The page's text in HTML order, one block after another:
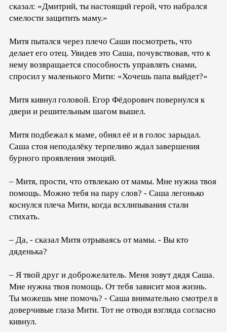
сказал: «Дмитрий, ты настоящий герой, что набрался
смелости защитить маму.»
Митя пытался через плечо Саши посмотреть, что
делает его отец. Увидев это Саша, почувствовав, что к
нему возвращается способность управлять снами,
спросил у маленького Мити: «Хочешь папа выйдет?»
Митя кивнул головой. Егор Фёдорович повернулся к
двери и решительным шагом вышел.
Митя подбежал к маме, обнял её и в голос зарыдал.
Саша стоя неподалёку терпеливо ждал завершения
бурного проявления эмоций.
– Митя, прости, что отвлекаю от мамы. Мне нужна твоя
помощь. Можно тебя на пару слов? - Саша легонько
коснулся плеча Мити, когда всхлипывания стали
стихать.
– Да, - сказал Митя отрываясь от мамы. - Вы кто
дяденька?
– Я твой друг и доброжелатель. Меня зовут дядя Саша.
Мне нужна твоя помощь. От тебя зависит моя жизнь.
Ты можешь мне помочь? - Саша внимательно смотрел в
доверчивые глаза Мити. Тот не отводя взгляда согласно
кивнул.